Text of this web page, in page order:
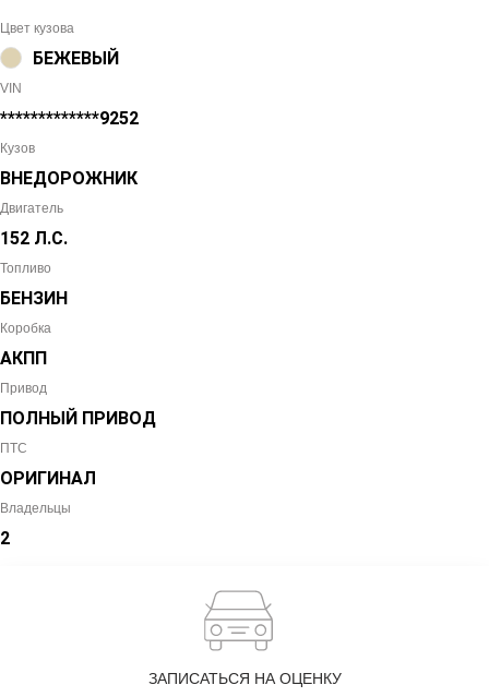
Цвет кузова
БЕЖЕВЫЙ
VIN
*************9252
Кузов
ВНЕДОРОЖНИК
Двигатель
152 Л.С.
Топливо
БЕНЗИН
Коробка
АКПП
Привод
ПОЛНЫЙ ПРИВОД
ПТС
ОРИГИНАЛ
Владельцы
2
ЗАПИСАТЬСЯ НА ОЦЕНКУ